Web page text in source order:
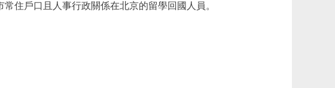
住戶口且人事行政關係在北京的留學回國人員。